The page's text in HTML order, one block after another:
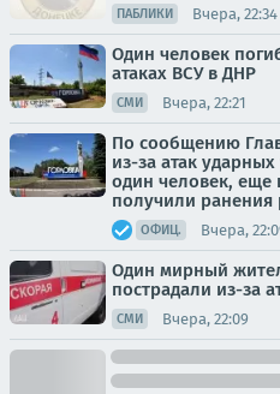
ПАБЛИКИ Вчера, 22:34
Один человек
атаках ВСУ в ДНР
СМИ Вчера, 22:21
По сообщению
из-за атак
один человек,
получили ранения
ОФИЦ. Вчера,
Один мирный
пострадали из-за
СМИ Вчера, 22:09